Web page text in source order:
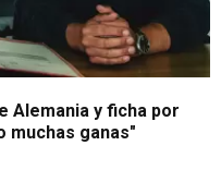
Alemania y ficha por
muchas ganas"